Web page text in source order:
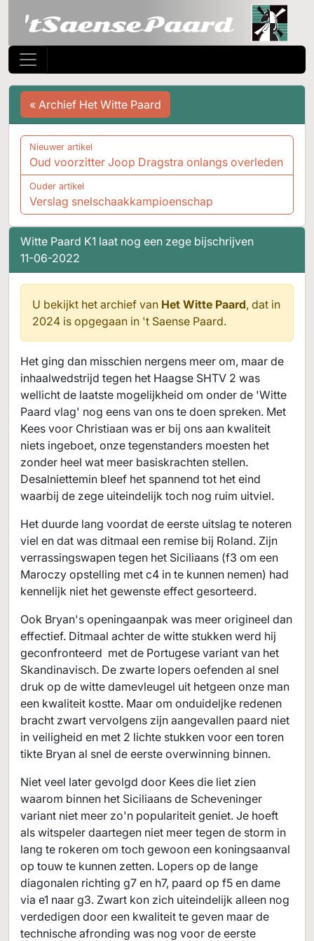
Witte Paard K1 laat nog een zege bijschrijven
11-06-2022
U bekijkt het archief van Het Witte Paard, dat in
2024 is opgegaan in 't Saense Paard.
Het ging dan misschien nergens meer om, maar de
inhaalwedstrijd tegen het Haagse SHTV 2 was
wellicht de laatste mogelijkheid om onder de 'Witte
Paard vlag' nog eens van ons te doen spreken. Met
Kees voor Christiaan was er bij ons aan kwaliteit
niets ingeboet, onze tegenstanders moesten het
zonder heel wat meer basiskrachten stellen.
Desalniettemin bleef het spannend tot het eind
waarbij de zege uiteindelijk toch nog ruim uitviel.
Het duurde lang voordat de eerste uitslag te noteren
viel en dat was ditmaal een remise bij Roland. Zijn
verrassingswapen tegen het Siciliaans (f3 om een
Maroczy opstelling met c4 in te kunnen nemen) had
kennelijk niet het gewenste effect gesorteerd.
Ook Bryan's openingaanpak was meer origineel dan
effectief. Ditmaal achter de witte stukken werd hij
geconfronteerd met de Portugese variant van het
Skandinavisch. De zwarte lopers oefenden al snel
druk op de witte damevleugel uit hetgeen onze man
een kwaliteit kostte. Maar om onduideljke redenen
bracht zwart vervolgens zijn aangevallen paard niet
in veiligheid en met 2 lichte stukken voor een toren
tikte Bryan al snel de eerste overwinning binnen.
Niet veel later gevolgd door Kees die liet zien
waarom binnen het Siciliaans de Scheveninger
variant niet meer zo'n populariteit geniet. Je hoeft
als witspeler daartegen niet meer tegen de storm in
lang te rokeren om toch gewoon een koningsaanval
op touw te kunnen zetten. Lopers op de lange
diagonalen richting g7 en h7, paard op f5 en dame
via e1 naar g3. Zwart kon zich uiteindelijk alleen nog
verdedigen door een kwaliteit te geven maar de
technische afronding was nog voor de eerste
« Archief Het Witte Paard
Nieuwer artikel
Oud voorzitter Joop Dragstra onlangs overleden
Ouder artikel
Verslag snelschaakkampioenschap